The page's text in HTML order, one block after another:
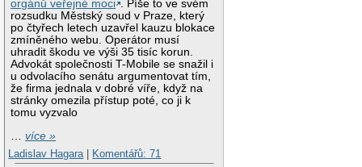
orgánů veřejné moci . Píše to ve svém
rozsudku Městský soud v Praze, který
po čtyřech letech uzavřel kauzu blokace
zmíněného webu. Operátor musí
uhradit škodu ve výši 35 tisíc korun.
Advokát společnosti T-Mobile se snažil i
u odvolacího senátu argumentovat tím,
že firma jednala v dobré víře, když na
stránky omezila přístup poté, co ji k
tomu vyzvalo
…více »
Ladislav Hagara | Komentářů: 71